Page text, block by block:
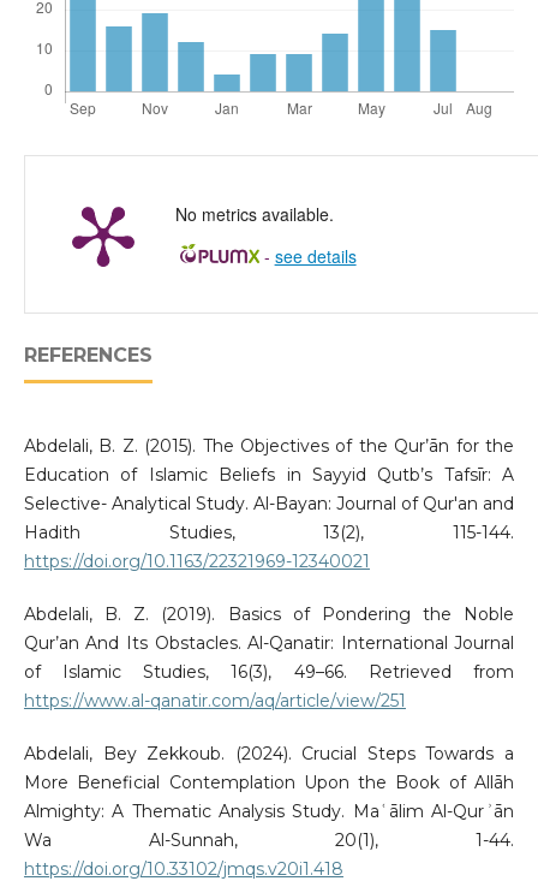
No metrics available.
- see details
REFERENCES
Abdelali, B. Z. (2015). The Objectives of the Qur’ān for the
Education of Islamic Beliefs in Sayyid Qutb’s Tafsīr: A
Selective- Analytical Study. Al-Bayan: Journal of Qur'an and
Hadith Studies, 13(2), 115-144.
https://doi.org/10.1163/22321969-12340021
Abdelali, B. Z. (2019). Basics of Pondering the Noble
Qur’an And Its Obstacles. Al-Qanatir: International Journal
of Islamic Studies, 16(3), 49–66. Retrieved from
https://www.al-qanatir.com/aq/article/view/251
Abdelali, Bey Zekkoub. (2024). Crucial Steps Towards a
More Beneficial Contemplation Upon the Book of Allāh
Almighty: A Thematic Analysis Study. Maʿālim Al-Qurʾān
Wa Al-Sunnah, 20(1), 1-44.
https://doi.org/10.33102/jmqs.v20i1.418